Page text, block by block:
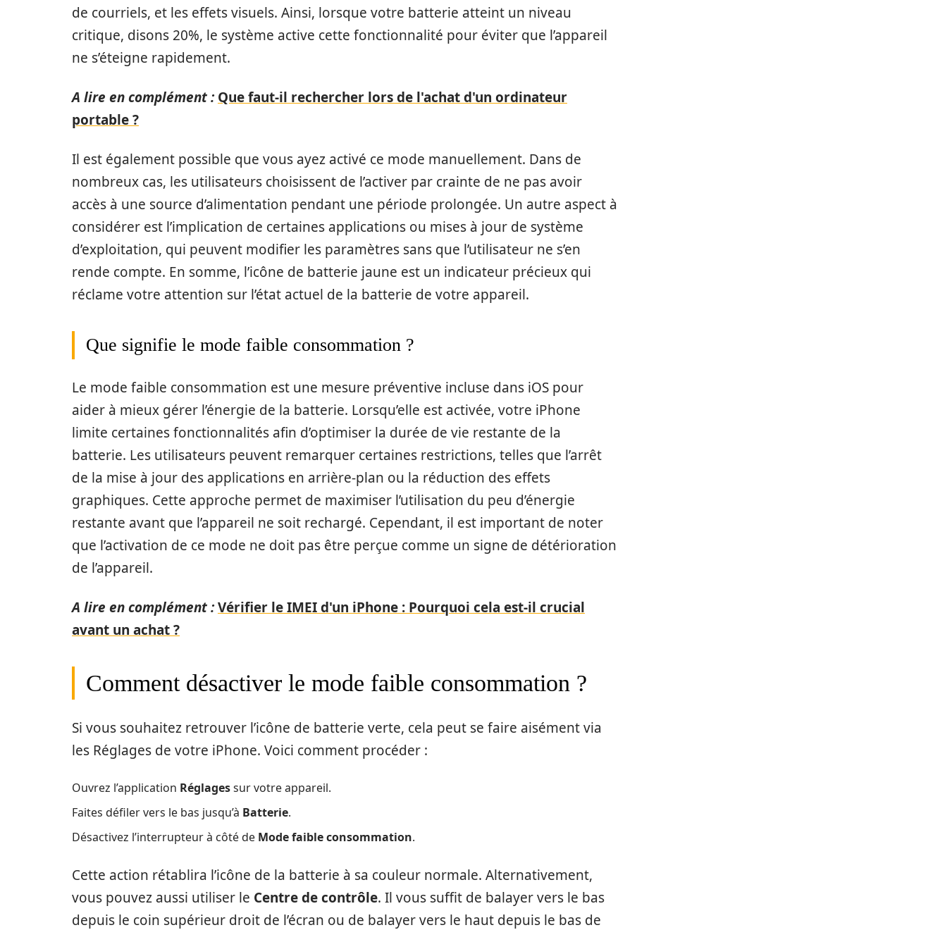
de courriels, et les effets visuels. Ainsi, lorsque votre batterie atteint un niveau
critique, disons 20%, le système active cette fonctionnalité pour éviter que l’appareil
ne s’éteigne rapidement.
A lire en complément : Que faut-il rechercher lors de l'achat d'un ordinateur
portable ?
Il est également possible que vous ayez activé ce mode manuellement. Dans de
nombreux cas, les utilisateurs choisissent de l’activer par crainte de ne pas avoir
accès à une source d’alimentation pendant une période prolongée. Un autre aspect à
considérer est l’implication de certaines applications ou mises à jour de système
d’exploitation, qui peuvent modifier les paramètres sans que l’utilisateur ne s’en
rende compte. En somme, l’icône de batterie jaune est un indicateur précieux qui
réclame votre attention sur l’état actuel de la batterie de votre appareil.
Que signifie le mode faible consommation ?
Le mode faible consommation est une mesure préventive incluse dans iOS pour
aider à mieux gérer l’énergie de la batterie. Lorsqu’elle est activée, votre iPhone
limite certaines fonctionnalités afin d’optimiser la durée de vie restante de la
batterie. Les utilisateurs peuvent remarquer certaines restrictions, telles que l’arrêt
de la mise à jour des applications en arrière-plan ou la réduction des effets
graphiques. Cette approche permet de maximiser l’utilisation du peu d’énergie
restante avant que l’appareil ne soit rechargé. Cependant, il est important de noter
que l’activation de ce mode ne doit pas être perçue comme un signe de détérioration
de l’appareil.
A lire en complément :Vérifier le IMEI d'un iPhone : Pourquoi cela est-il crucial
avant un achat ?
Comment désactiver le mode faible consommation ?
Si vous souhaitez retrouver l’icône de batterie verte, cela peut se faire aisément via
les Réglages de votre iPhone. Voici comment procéder :
Ouvrez l’application Réglagessur votre appareil.
Faites défiler vers le bas jusqu’à Batterie.
Désactivez l’interrupteur à côté de Mode faible consommation.
Cette action rétablira l’icône de la batterie à sa couleur normale. Alternativement,
vous pouvez aussi utiliser le Centre de contrôle. Il vous suffit de balayer vers le bas
depuis le coin supérieur droit de l’écran ou de balayer vers le haut depuis le bas de